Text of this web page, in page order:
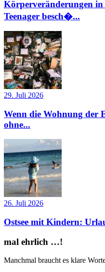
Körperveränderungen
Teenager besch�...
29. Juli 2026
Wenn die Wohnung der
ohne...
26. Juli 2026
Ostsee mit Kindern:
mal ehrlich …!
Manchmal braucht es klare